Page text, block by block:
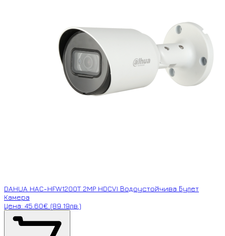
DAHUA HAC-HFW1200T 2MP HDCVI Водоустойчива Булет
Камера
Цена: 45.60€ (89.19лв.)